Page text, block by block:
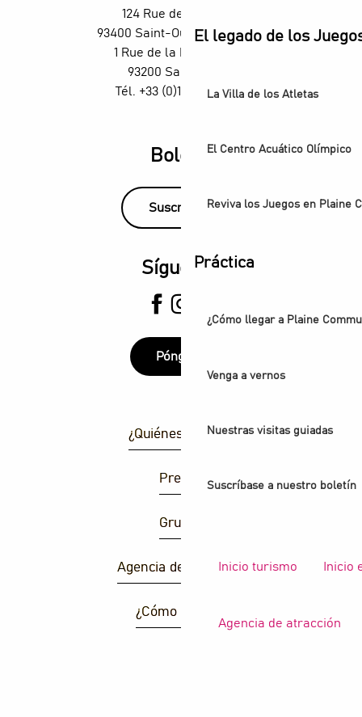
El legado de los
La Villa de los Atletas
El Centro Acuático Olímpico
Reviva los Juegos en Plaine
Práctica
¿Cómo llegar a Plaine
Venga a vernos
Nuestras visitas guiadas
Suscríbase a nuestro boletín
Inicio turismo Inicio
Agencia de atracción
H4 Wyndham Paris Pleyel - Taller - Clase de coctelería
TThe Stage Afterworks au Skybar du H4 Hotel Wyndham -
Conciertos de órgano en los Grandes-Orgues Cavaillé-Coll
124 Rue des Rosiers,
93400 Saint-Ouen-sur-Seine
1 Rue de la République,
93200 Saint-Denis
Tél. +33 (0)1 55 870 870
Boletín
Suscríbase
Síguenos
Póngase
¿Quiénes somos?
Prensa
Grupos
Agencia de atracción
¿Cómo llegar ?